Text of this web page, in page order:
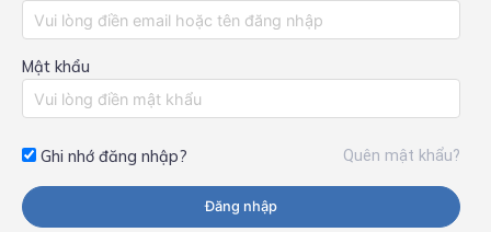
Mật khẩu
Ghi nhớ đăng nhập? Quên mật khẩu?
Đăng nhập